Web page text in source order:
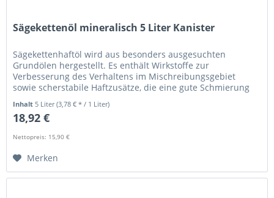
Sägekettenöl mineralisch 5 Liter Kanister
Sägekettenhaftöl wird aus besonders ausgesuchten
Grundölen hergestellt. Es enthält Wirkstoffe zur
Verbesserung des Verhaltens im Mischreibungsgebiet
sowie scherstabile Haftzusätze, die eine gute Schmierung
Inhalt5 Liter(3,78 € * / 1 Liter)
18,92 €
Nettopreis: 15,90 €
Merken